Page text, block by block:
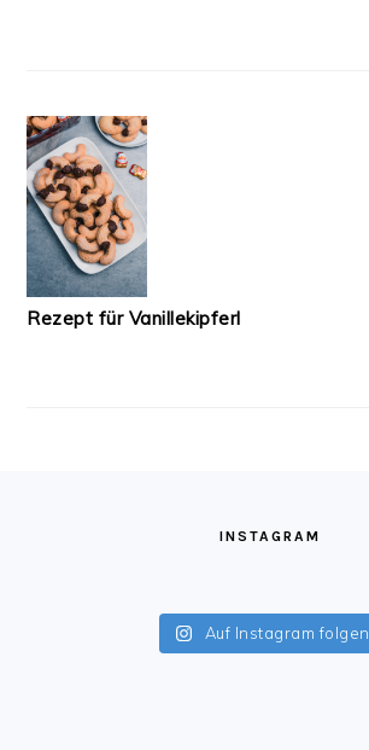
Rezept für Vanillekipferl
INSTAGRAM
Auf Instagram folgen